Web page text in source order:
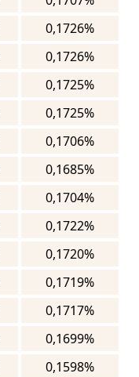
0,1726%
0,1726%
0,1725%
0,1725%
0,1706%
0,1685%
0,1704%
0,1722%
0,1720%
0,1719%
0,1717%
0,1699%
0,1598%